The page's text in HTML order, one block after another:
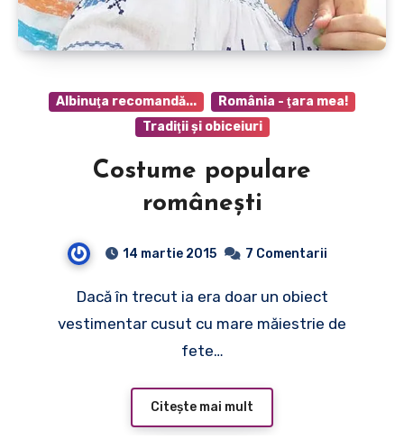
Albinuţa recomandă...
România - ţara mea!
Tradiţii şi obiceiuri
Costume populare
româneşti
14 martie 2015 7 Comentarii
Dacă în trecut ia era doar un obiect
vestimentar cusut cu mare măiestrie de
fete…
Citește mai mult